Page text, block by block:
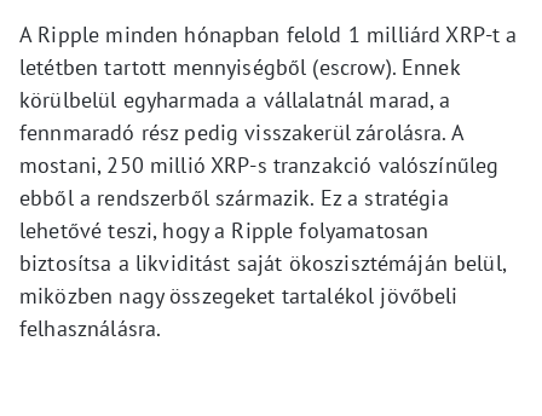
A Ripple minden hónapban felold 1 milliárd XRP-t a
letétben tartott mennyiségből (escrow). Ennek
körülbelül egyharmada a vállalatnál marad, a
fennmaradó rész pedig visszakerül zárolásra. A
mostani, 250 millió XRP-s tranzakció valószínűleg
ebből a rendszerből származik. Ez a stratégia
lehetővé teszi, hogy a Ripple folyamatosan
biztosítsa a likviditást saját ökoszisztémáján belül,
miközben nagy összegeket tartalékol jövőbeli
felhasználásra.